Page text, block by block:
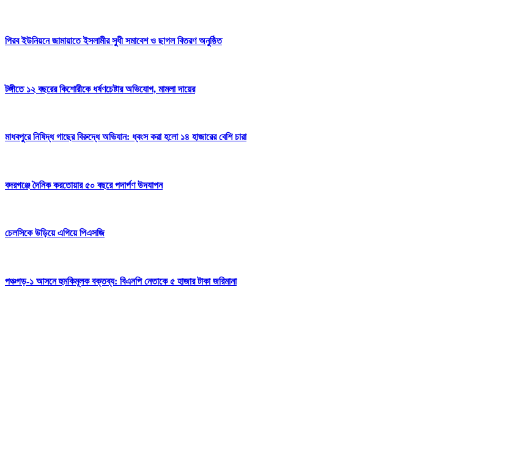
পিরব ইউনিয়নে জামায়াতে ইসলামীর সুধী সমাবেশ ও ছাগল বিতরণ অনুষ্ঠিত
টঙ্গীতে ১২ বছরের কিশোরীকে ধর্ষণচেষ্টার অভিযোগ, মামলা দায়ের
মাধবপুরে নিষিদ্ধ গাছের বিরুদ্ধে অভিযান: ধ্বংস করা হলো ১৪ হাজারের বেশি চারা
বদরগঞ্জে দৈনিক করতোয়ার ৫০ বছরে পদার্পণ উদযাপন
চেলসিকে উড়িয়ে এগিয়ে পিএসজি
পঞ্চগড়-১ আসনে হুমকিমূলক বক্তব্য: বিএনপি নেতাকে ৫ হাজার টাকা জরিমানা